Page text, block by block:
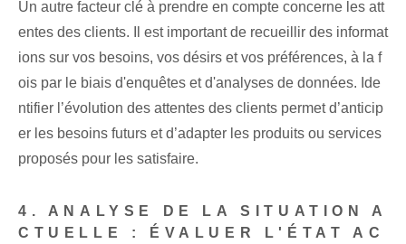
Un autre facteur clé à prendre en compte concerne les att
entes des clients. Il est important de recueillir des informat
ions sur vos besoins, vos désirs et vos préférences, à la f
ois par le biais d'enquêtes et d'analyses de données. Ide
ntifier l’évolution des attentes des clients permet d’anticip
er les besoins futurs et d’adapter les produits ou services
proposés pour les satisfaire.
4. ANALYSE DE LA SITUATION A
CTUELLE : ÉVALUER L'ÉTAT AC